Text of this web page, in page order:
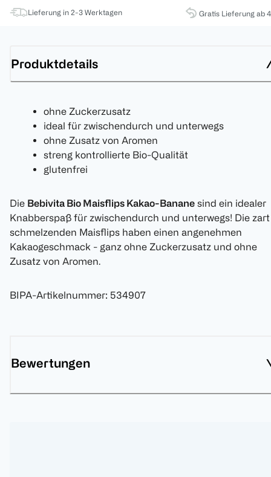
Lieferung in 2-3 Werktagen Gratis Lieferung ab
Produktdetails
ohne Zuckerzusatz
ideal für zwischendurch und unterwegs
ohne Zusatz von Aromen
streng kontrollierte Bio-Qualität
glutenfrei
Die Bebivita Bio Maisflips Kakao-Banane sind ein idealer
Knabberspaß für zwischendurch und unterwegs! Die zart
schmelzenden Maisflips haben einen angenehmen
Kakaogeschmack - ganz ohne Zuckerzusatz und ohne
Zusatz von Aromen.
BIPA-Artikelnummer: 534907
Bewertungen